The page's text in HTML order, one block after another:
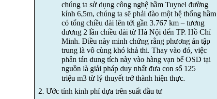
chúng ta sử dụng công nghệ hầm Tuynel đường
kính6,5m, chúng ta sẽ phải đào một hệ thống hầm
có tổng chiều dài lên tới gần3.767 km – tương
đương 2 lầnchiều dài từ Hà Nội đến TP. Hồ Chí
Minh. Điều này minh chứng rằng phương án tập
trung là vô cùng khó khả thi. Thay vào đó, việc
phân tán dung tích này vào hàng vạn bể OSD tại
nguồn là giải pháp duy nhất đưa con số 125
triệu m3 từ lý thuyết trở thành hiện thực.
2. Ước tính kinh phí dựa trên suất đầu tư